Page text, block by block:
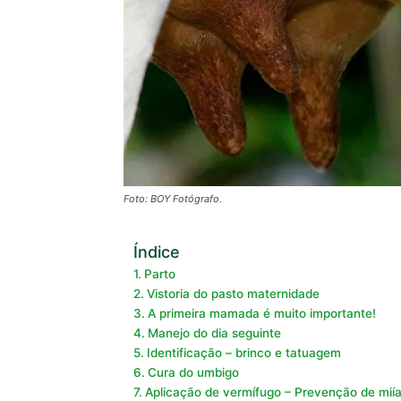
Foto: BOY Fotógrafo.
Índice
Parto
Vistoria do pasto maternidade
A primeira mamada é muito importante!
Manejo do dia seguinte
Identificação – brinco e tatuagem
Cura do umbigo
Aplicação de vermífugo – Prevenção de